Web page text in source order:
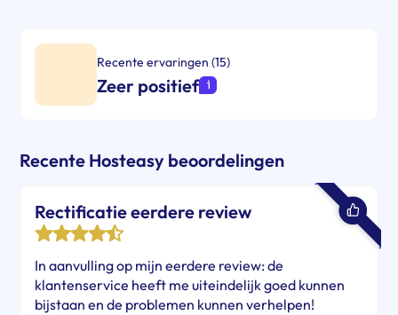
Recente ervaringen (15)
Zeer positief
Recente Hosteasy beoordelingen
Rectificatie eerdere review
In aanvulling op mijn eerdere review: de
klantenservice heeft me uiteindelijk goed kunnen
bijstaan en de problemen kunnen verhelpen!